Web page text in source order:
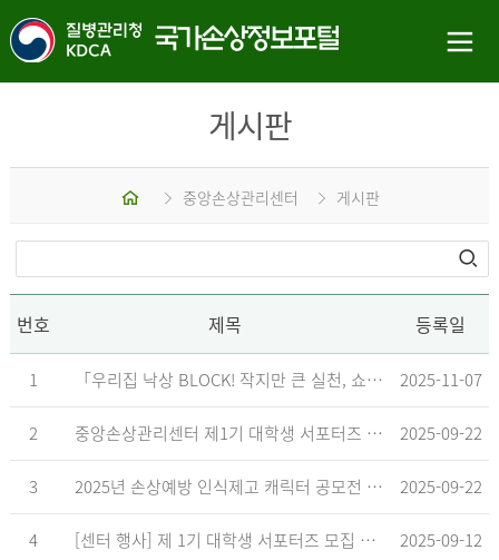
게시판
중앙손상관리센터 게시판
번호 제목 등록일
1 「우리집 낙상 BLOCK! 작지만 큰 실천, 쇼츠 챌린지」 수상작 발표 2025-11-07
2 중앙손상관리센터 제1기 대학생 서포터즈 합격자 발표 2025-09-22
3 2025년 손상예방 인식제고 캐릭터 공모전 결과발표 지연 안내 2025-09-22
4 [센터 행사] 제 1기 대학생 서포터즈 모집 공고 2025-09-12